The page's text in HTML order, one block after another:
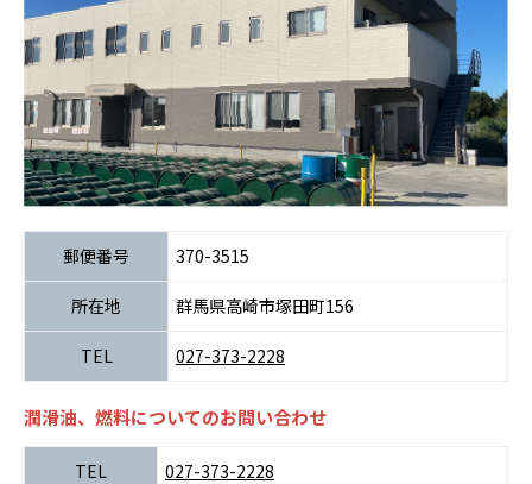
郵便番号 370-3515
所在地 群馬県高崎市塚田町156
TEL 027-373-2228
潤滑油、燃料についてのお問い合わせ
TEL 027-373-2228